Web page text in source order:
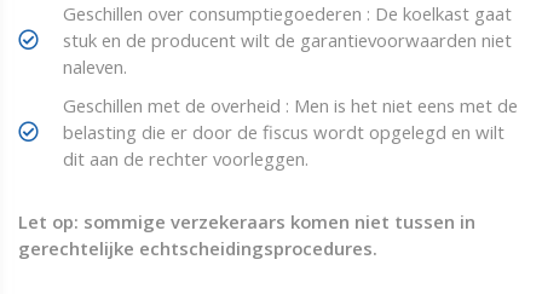
Geschillen over consumptiegoederen : De koelkast gaat
stuk en de producent wilt de garantievoorwaarden niet
naleven.
Geschillen met de overheid : Men is het niet eens met de
belasting die er door de fiscus wordt opgelegd en wilt
dit aan de rechter voorleggen.
Let op: sommige verzekeraars komen niet tussen in
gerechtelijke echtscheidingsprocedures.